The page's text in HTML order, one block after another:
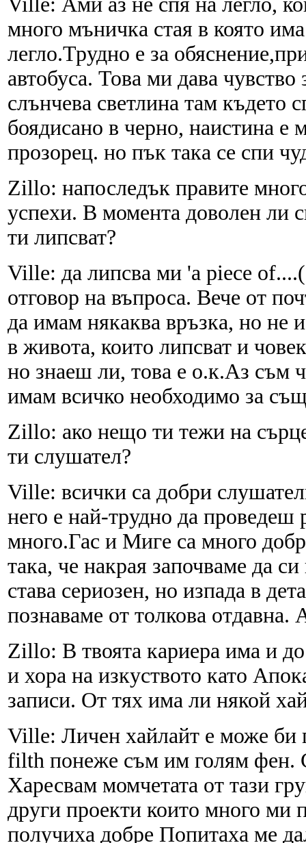
много мъничка стая в която
легло.Трудно е за
автобуса. Това ми дава
слънчева светлина там
боядисано в черно, наистина е
прозорец. но пък така се спи
Zillo: напоследък правите
успехи. В момента доволен ли
ти липсват?
Ville: да липсва ми 'a piece
отговор на въпроса. Вече от
да имам някаква връзка, но не
в живота, които липсват и
но знаеш ли, това е о.к.Аз съм
имам всичко необходимо за
Zillo: ако нещо ти тежи на
ти слушател?
Ville: всички са добри
него е най-трудно да проведеш
много.Гас и Миге са много
така, че накрая започваме да
става сериозен, но изпада в
познаваме от толкова
Zillo: В твоята кариера има и
и хора на изкуството като
записи. От тях има ли някой
Ville: Личен хайлайт е може би
filth понеже съм им голям фен.
Харесвам момчетата от тази
други проекти които много ми
получиха добре Попитаха ме